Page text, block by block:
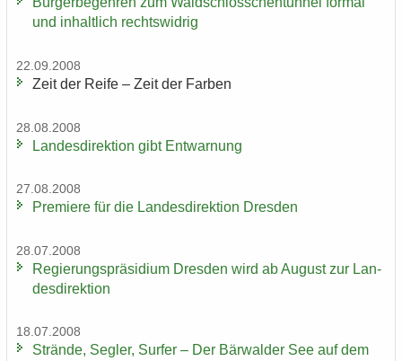
und in­halt­lich rechts­wid­rig
22.09.2008
Zeit der Reife – Zeit der Far­ben
28.08.2008
Lan­des­di­rek­ti­on gibt Ent­war­nung
27.08.2008
Pre­mie­re für die Lan­des­di­rek­ti­on Dres­den
28.07.2008
Re­gie­rungs­prä­si­di­um Dres­den wird ab Au­gust zur Lan­
des­di­rek­ti­on
18.07.2008
Strän­de, Seg­ler, Sur­fer – Der Bär­wal­der See auf dem